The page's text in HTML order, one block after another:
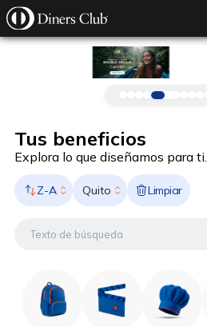
Pasar al contenido principal
Tus beneficios
Explora lo que diseñamos para ti.
Z-A Quito Limpiar